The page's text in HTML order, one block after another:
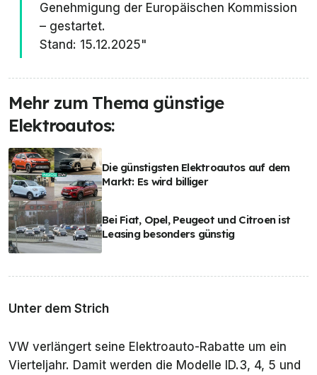
Genehmigung der Europäischen Kommission
– gestartet.
Stand: 15.12.2025"
Mehr zum Thema günstige
Elektroautos:
Die günstigsten Elektroautos auf dem
Markt: Es wird billiger
Bei Fiat, Opel, Peugeot und Citroen ist
Leasing besonders günstig
Unter dem Strich
VW verlängert seine Elektroauto-Rabatte um ein
Vierteljahr. Damit werden die Modelle ID.3, 4, 5 und